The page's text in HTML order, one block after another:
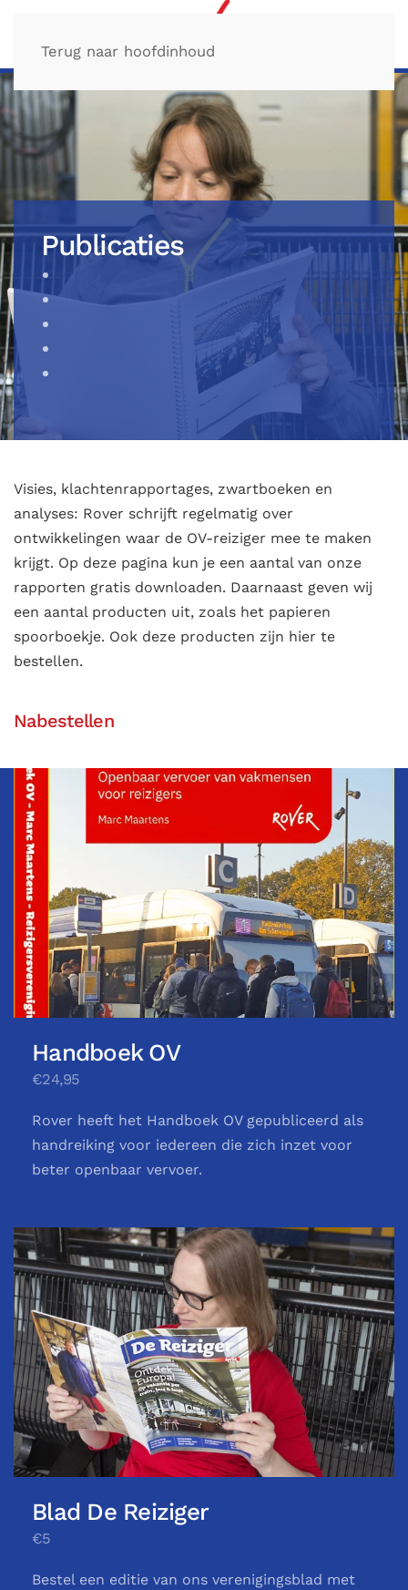
Terug naar hoofdinhoud
Publicaties
Visies, klachtenrapportages, zwartboeken en
analyses: Rover schrijft regelmatig over
ontwikkelingen waar de OV-reiziger mee te maken
krijgt. Op deze pagina kun je een aantal van onze
rapporten gratis downloaden. Daarnaast geven wij
een aantal producten uit, zoals het papieren
spoorboekje. Ook deze producten zijn hier te
bestellen.
Nabestellen
Handboek OV
€24,95
Rover heeft het Handboek OV gepubliceerd als
handreiking voor iedereen die zich inzet voor
beter openbaar vervoer.
Blad De Reiziger
€5
Bestel een editie van ons verenigingsblad met